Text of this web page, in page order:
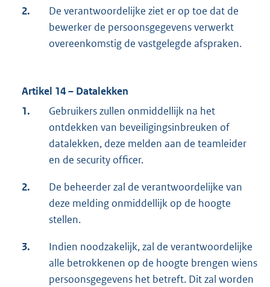
2.
De verantwoordelijke ziet er op toe dat de
bewerker de persoonsgegevens verwerkt
overeenkomstig de vastgelegde afspraken.
Artikel 14 – Datalekken
1.
Gebruikers zullen onmiddellijk na het
ontdekken van beveiligingsinbreuken of
datalekken, deze melden aan de teamleider
en de security officer.
2.
De beheerder zal de verantwoordelijke van
deze melding onmiddellijk op de hoogte
stellen.
3.
Indien noodzakelijk, zal de verantwoordelijke
alle betrokkenen op de hoogte brengen wiens
persoonsgegevens het betreft. Dit zal worden